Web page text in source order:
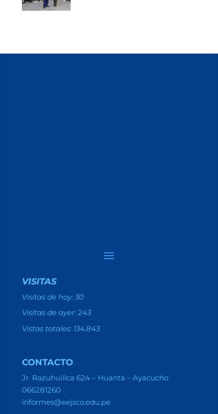
VISITAS
Visitas de hoy: 30
Visitas de ayer: 243
Vistas totales: 134.843
CONTACTO
Jr. Razuhuillca 624 – Huanta – Ayacucho
066281260
informes@eejsco.edu.pe